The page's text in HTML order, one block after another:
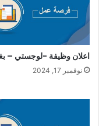
اعلان وظيفة -لوجستي –
نوفمبر 17, 2024